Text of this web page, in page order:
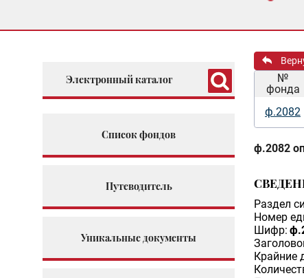
Электронный каталог
Список фондов
Путеводитель
Уникальные документы
№
фонда
ф.2082
ф.2082
Раздел
Номер
Шифр:
Крайние